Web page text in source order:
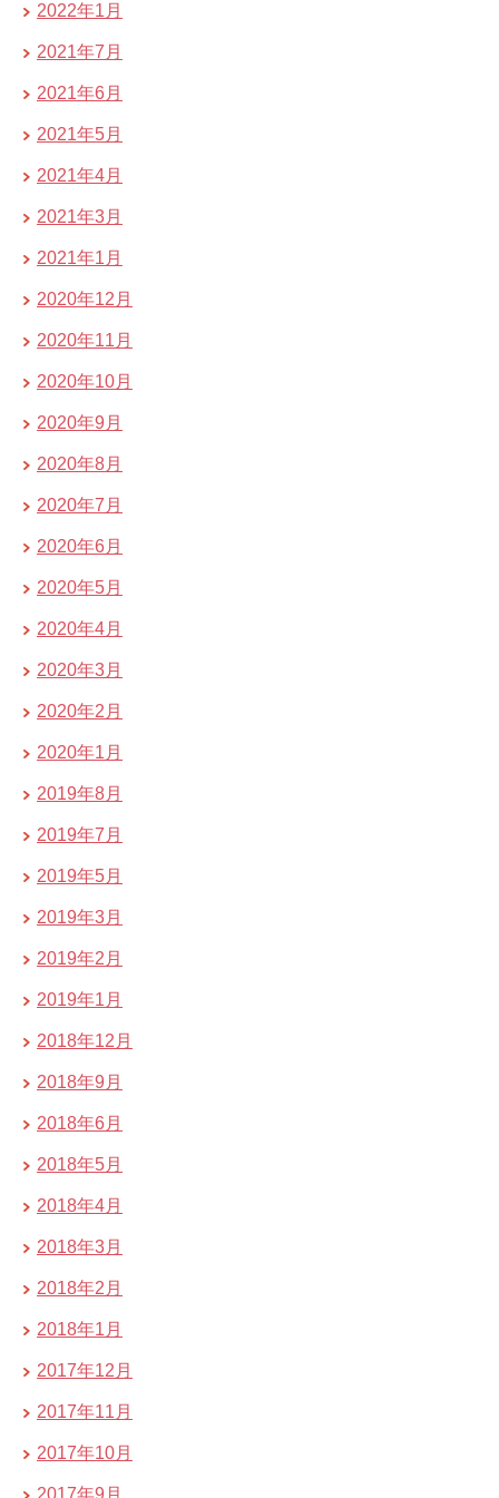
2022年1月
2021年7月
2021年6月
2021年5月
2021年4月
2021年3月
2021年1月
2020年12月
2020年11月
2020年10月
2020年9月
2020年8月
2020年7月
2020年6月
2020年5月
2020年4月
2020年3月
2020年2月
2020年1月
2019年8月
2019年7月
2019年5月
2019年3月
2019年2月
2019年1月
2018年12月
2018年9月
2018年6月
2018年5月
2018年4月
2018年3月
2018年2月
2018年1月
2017年12月
2017年11月
2017年10月
2017年9月